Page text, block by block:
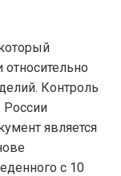
относительно
Контроль
России
является
с 10